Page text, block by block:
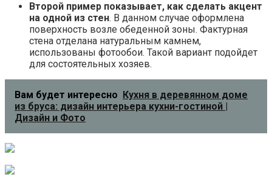
Второй пример показывает, как сделать акцент
на одной из стен. В данном случае оформлена
поверхность возле обеденной зоны. Фактурная
стена отделана натуральным камнем,
использованы фотообои. Такой вариант подойдет
для состоятельных хозяев.
Вам будет интересно Кухня в деревянном доме
из бруса: дизайн интерьера кухни-гостиной |
Дизайн и Фото